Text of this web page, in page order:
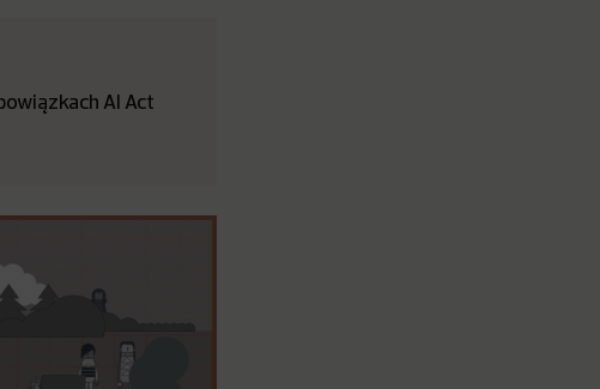
AI Act